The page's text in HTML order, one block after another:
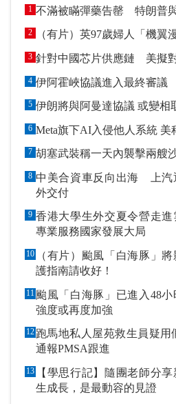
1 不滿被瞞彈藥告罄 特朗普
2 （有片）英97歲婦人「機翼
3 針對中國芯片供應鏈 美擬
4 伊阿霍峽協議進入最終審議
5 伊朗將與阿曼
6 Meta旗下AI入侵他人系統 美
7 胡塞武裝稱一天內襲擊兩艘
8 中美合資車反向出海 上汽
外交付
9 香港大學生外交夏令營走
專業服務國家發展大局
10
（有片）颱風「白海豚」
護指南請收好！
11 颱風「白海豚」已進入48
強度或再度加強
12 跑馬地私人屋苑救生員疑用
通報PMSA跟進
13
【學思行記】隨團老師分
生成長，是最動容的見證